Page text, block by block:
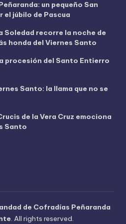
un pequeño San
el júbilo de Pascua
Soledad recorre la noche de
honda del Viernes Santo
procesión del Santo Entierro
Santo: la llama que no se
de la Vera Cruz emociona
Santo
de Cofradías Peñaranda
. All rights reserved.